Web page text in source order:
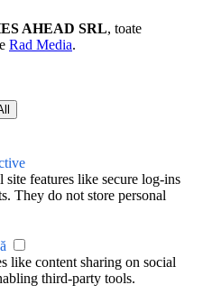
AHEAD SRL, toate
Rad Media.
site features like secure log-ins
They do not store personal
like content sharing on social
third-party tools.